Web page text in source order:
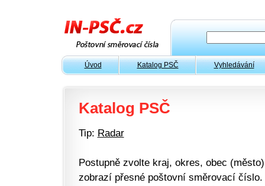
Úvod Katalog PSČ Vyhledávání
Katalog PSČ
Tip: Radar
Postupně zvolte kraj, okres, obec
zobrazí přesné poštovní směrovací